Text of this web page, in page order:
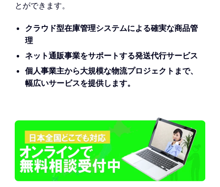
とができます。
クラウド型在庫管理システムによる確実な商品管
理
ネット通販事業をサポートする発送代行サービス
個人事業主から大規模な物流プロジェクトまで、
幅広いサービスを提供します。